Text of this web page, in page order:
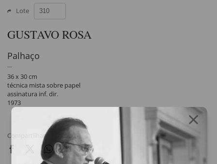
Lote
GUSTAVO ROSA
Palhaço
36 x 30 cm
técnica mista sobre papel
assinatura inf. dir.
1973
Compartilhar